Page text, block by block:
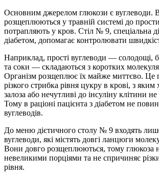
Основним джерелом глюкози є вуглеводи.
розщеплюються у травній системі до
потрапляють у кров. Стіл № 9, спеціальна
діабетом, допомагає контролювати
Наприклад, прості вуглеводи — солодощі,
та соки — складаються з коротких
Організм розщеплює їх майже миттєво. Це
різкого стрибка рівня цукру в крові, з
залоза або нечутливі до інсуліну клітини
Тому в раціоні пацієнта з діабетом не
вуглеводів.
До меню дієтичного столу № 9 входять
вуглеводи, які містять довгі ланцюги
Вони довго розщеплюються, тому глюкоза
невеликими порціями та не спричиняє
рівня.